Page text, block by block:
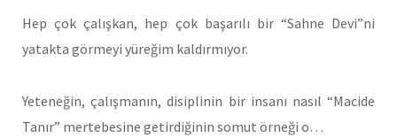
Hep çok çalışkan, hep çok başarılı bir “Sahne Devi”ni
yatakta görmeyi yüreğim kaldırmıyor.
Yeteneğin, çalışmanın, disiplinin bir insanı nasıl “Macide
Tanır” mertebesine getirdiğinin somut örneği o…